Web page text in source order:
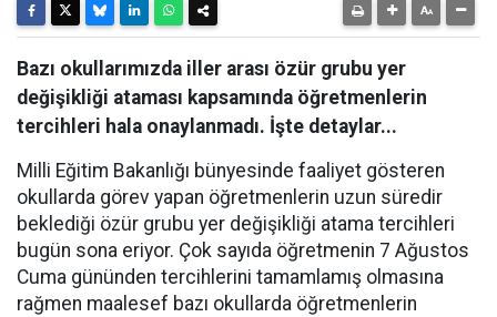
Bazı okullarımızda iller arası özür grubu yer
değişikliği ataması kapsamında öğretmenlerin
tercihleri hala onaylanmadı. İşte detaylar...
Milli Eğitim Bakanlığı bünyesinde faaliyet gösteren
okullarda görev yapan öğretmenlerin uzun süredir
beklediği özür grubu yer değişikliği atama tercihleri
bugün sona eriyor. Çok sayıda öğretmenin 7 Ağustos
Cuma gününden tercihlerini tamamlamış olmasına
rağmen maalesef bazı okullarda öğretmenlerin